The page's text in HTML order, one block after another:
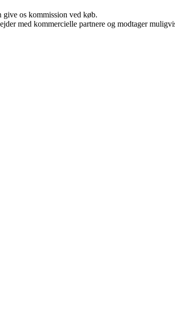
os kommission ved køb.
med kommercielle partnere og modtager